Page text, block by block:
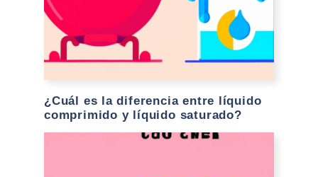
¿Cuál es la diferencia entre líquido
comprimido y líquido saturado?